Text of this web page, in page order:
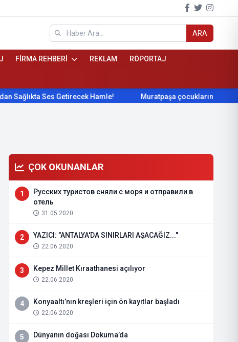
ARA
FİRMA REHBERİ REKLAM RÖPORTAJ
Ses Getirecek Hamle! Muratpaşa çocukların gelişimini
ÇOK OKUNANLAR
1
Русских туристов сняли с моря и отправили в
отель
31.05.2020
2 YAZICI: "ANTALYA'DA SINIRLARI AŞACAĞIZ..."
22.06.2020
3 Kepez Millet Kıraathanesi açılıyor
22.06.2020
4 Konyaaltı’nın kreşleri için ön kayıtlar başladı
22.06.2020
5 Dünyanın doğası Dokuma’da